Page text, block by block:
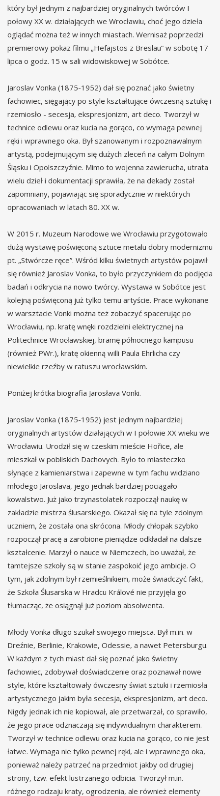
który był jednym z najbardziej oryginalnych twórców I
połowy XX w. działających we Wrocławiu, choć jego dzieła
oglądać można też w innych miastach. Wernisaż poprzedzi
premierowy pokaz filmu „Hefajstos z Breslau” w sobotę 17
lipca o godz. 15 w sali widowiskowej w Sobótce.
Jaroslav Vonka (1875-1952) dał się poznać jako świetny
fachowiec, sięgający po style kształtujące ówczesną sztukę i
rzemiosło - secesja, ekspresjonizm, art deco. Tworzył w
technice odlewu oraz kucia na gorąco, co wymaga pewnej
ręki i wprawnego oka. Był szanowanym i rozpoznawalnym
artystą, podejmującym się dużych zleceń na całym Dolnym
Śląsku i Opolszczyźnie. Mimo to wojenna zawierucha, utrata
wielu dzieł i dokumentacji sprawiła, że na dekady został
zapomniany, pojawiając się sporadycznie w niektórych
opracowaniach w latach 80. XX w.
W 2015 r. Muzeum Narodowe we Wrocławiu przygotowało
dużą wystawę poświęconą sztuce metalu dobry modernizmu
pt. „Stwórcze ręce”. Wśród kilku świetnych artystów pojawił
się również Jaroslav Vonka, to było przyczynkiem do podjęcia
badań i odkrycia na nowo twórcy. Wystawa w Sobótce jest
kolejną poświęconą już tylko temu artyście. Prace wykonane
w warsztacie Vonki można też zobaczyć spacerując po
Wrocławiu, np. kratę wnęki rozdzielni elektrycznej na
Politechnice Wrocławskiej, bramę północnego kampusu
(również PWr.), kratę okienną willi Paula Ehrlicha czy
niewielkie rzeźby w ratuszu wrocławskim.
Poniżej krótka biografia Jarosłava Vonki.
Jaroslav Vonka (1875-1952) jest jednym najbardziej
oryginalnych artystów działających w I połowie XX wieku we
Wrocławiu. Urodził się w czeskim mieście Hořice, ale
mieszkał w pobliskich Dachovych. Było to miasteczko
słynące z kamieniarstwa i zapewne w tym fachu widziano
młodego Jaroslava, jego jednak bardziej pociągało
kowalstwo. Już jako trzynastolatek rozpoczął naukę w
zakładzie mistrza ślusarskiego. Okazał się na tyle zdolnym
uczniem, że została ona skrócona. Młody chłopak szybko
rozpoczął pracę a zarobione pieniądze odkładał na dalsze
kształcenie. Marzył o nauce w Niemczech, bo uważał, że
tamtejsze szkoły są w stanie zaspokoić jego ambicje. O
tym, jak zdolnym był rzemieślnikiem, może świadczyć fakt,
że Szkoła Ślusarska w Hradcu Králové nie przyjęła go
tłumacząc, że osiągnął już poziom absolwenta.
Młody Vonka długo szukał swojego miejsca. Był m.in. w
Dreźnie, Berlinie, Krakowie, Odessie, a nawet Petersburgu.
W każdym z tych miast dał się poznać jako świetny
fachowiec, zdobywał doświadczenie oraz poznawał nowe
style, które kształtowały ówczesny świat sztuki i rzemiosła
artystycznego jakim była secesja, ekspresjonizm, art deco.
Nigdy jednak ich nie kopiował, ale przetwarzał, co sprawiło,
że jego prace odznaczają się indywidualnym charakterem.
Tworzył w technice odlewu oraz kucia na gorąco, co nie jest
łatwe. Wymaga nie tylko pewnej ręki, ale i wprawnego oka,
ponieważ należy patrzeć na przedmiot jakby od drugiej
strony, tzw. efekt lustrzanego odbicia. Tworzył m.in.
różnego rodzaju kraty, ogrodzenia, ale również elementy